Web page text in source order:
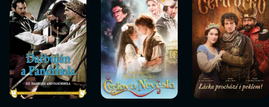
Sledovat
nyní
Sledovat
nyní
Sledovat
nyní
Sledovat
nyní
Sledovat
nyní
Sledovat
nyní